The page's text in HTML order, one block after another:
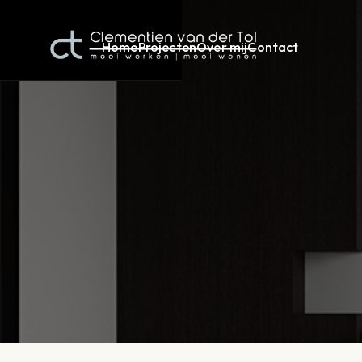
HomeProjectenOver mijContact